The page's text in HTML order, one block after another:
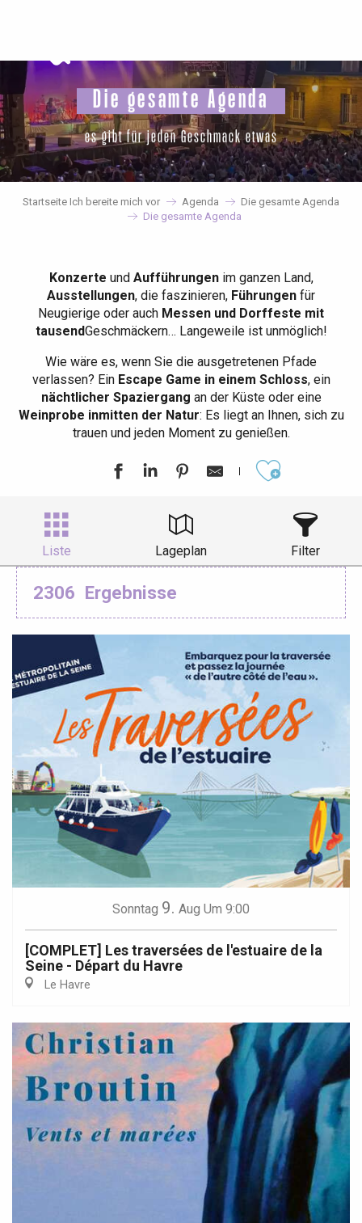
principal
Die gesamte Agenda
es gibt für jeden Geschmack etwas
Startseite Ich bereite mich vor Agenda
Die gesamte Agenda
Die gesamte Agenda
Konzerte und Aufführungenim ganzen Land,
Ausstellungen, die faszinieren, Führungen für
Neugierige oder auch Messen und Dorffeste mit
tausendGeschmäckern… Langeweile ist unmöglich!
Wie wäre es, wenn Sie die ausgetretenen Pfade
verlassen? EinEscape Game in einem Schloss, ein
nächtlicher Spaziergang an der Küste oder eine
Weinprobe inmitten der Natur: Es liegt an Ihnen, sich zu
trauen und jeden Moment zu genießen.
Liste Lageplan Filter
2306 Ergebnisse
Sonntag 9. Aug Um 9:00
[COMPLET] Les traversées de l'estuaire de la
Seine - Départ du Havre
Le Havre